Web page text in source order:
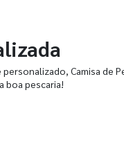
Camisa de
boa pescaria!